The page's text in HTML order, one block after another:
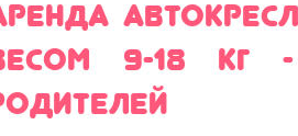
9-18 кг